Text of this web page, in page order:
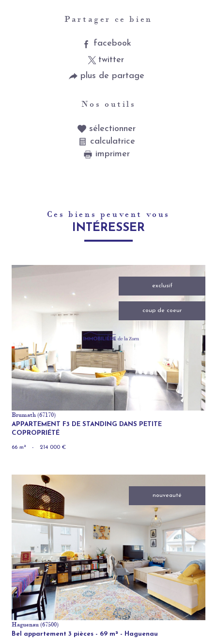
Partager ce bien
facebook
twitter
plus de partage
Nos outils
sélectionner
calculatrice
imprimer
Ces biens peuvent vous
INTÉRESSER
exclusif
coup de coeur
voir le bien
Brumath (67170)
APPARTEMENT F3 DE STANDING DANS PETITE
COPROPRIÉTÉ
66 m² - 214 000 €
nouveauté
voir le bien
Haguenau (67500)
Bel appartement 3 pièces - 69 m² - Haguenau